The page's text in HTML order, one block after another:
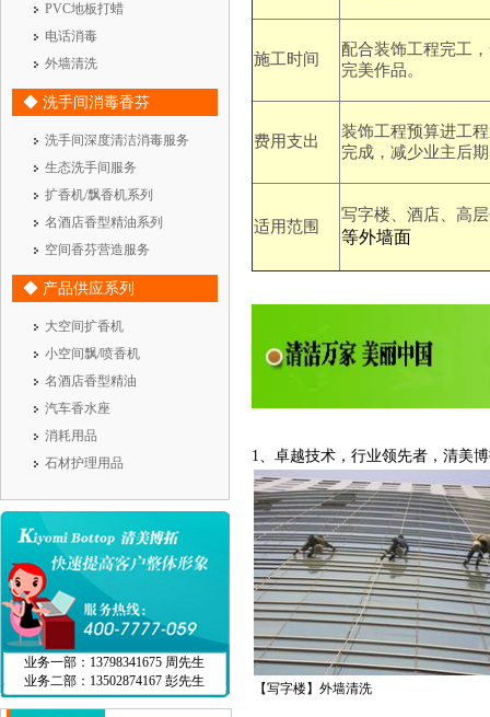
PVC地板打蜡
电话消毒
外墙清洗
◆ 洗手间消毒香芬
洗手间深度清洁消毒服务
生态洗手间服务
扩香机/飘香机系列
名酒店香型精油系列
空间香芬营造服务
◆ 产品供应系列
大空间扩香机
小空间飘/喷香机
名酒店香型精油
汽车香水座
消耗用品
石材护理用品
业务一部：13798341675 周先生
业务二部：13502874167 彭先生
施工时间
配合装饰工程完工
完美作品。
费用支出
装饰工程预算进工
完成，减少业主后
适用范围
写字楼、酒店、高
等外墙面
1、卓越技术，行业领先者，清美
【写字楼】外墙清洗